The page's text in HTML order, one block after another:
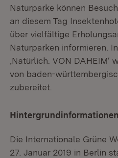
Naturparke können
an diesem Tag
über vielfältige
Naturparken informieren.
‚Natürlich. VON DAHEIM‘
von baden-
zubereitet.
Die Internationale Grüne
27. Januar 2019 in Berlin